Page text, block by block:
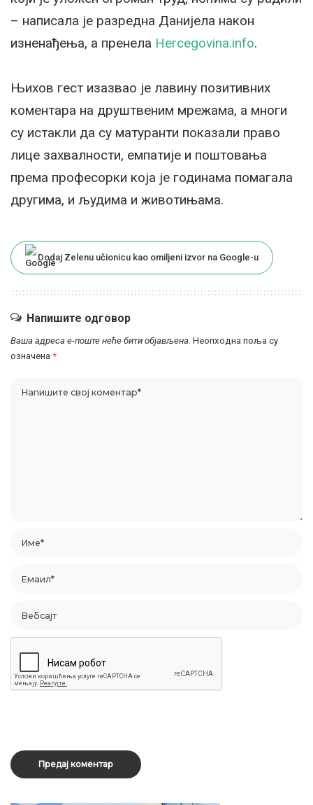
– написала је разредна Данијела након
изненађења, а пренела Hercegovina.info.
Њихов гест изазвао је лавину позитивних
коментара на друштвеним мрежама, а многи
су истакли да су матуранти показали право
лице захвалности, емпатије и поштовања
према професорки која је годинама помагала
другима, и људима и животињама.
Dodaj Zelenu učionicu kao omiljeni izvor na Google-u
Напишите одговор
Ваша адреса е-поште неће бити објављена. Неопходна поља су
означена *